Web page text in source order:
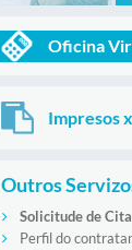
Oficina
Impresos
Outros
Solicitude de
Perfil do